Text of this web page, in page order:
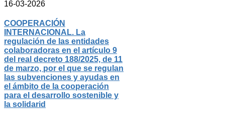
16-03-2026
COOPERACIÓN
INTERNACIONAL. La
regulación de las entidades
colaboradoras en el artículo 9
del real decreto 188/2025, de 11
de marzo, por el que se regulan
las subvenciones y ayudas en
el ámbito de la cooperación
para el desarrollo sostenible y
la solidarid